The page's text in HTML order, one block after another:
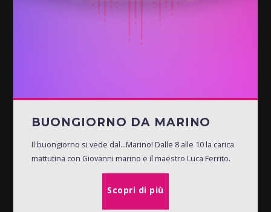
BUONGIORNO DA MARINO
Il buongiorno si vede dal...Marino! Dalle 8 alle 10 la carica
mattutina con Giovanni marino e il maestro Luca Ferrito.
Scopri di più